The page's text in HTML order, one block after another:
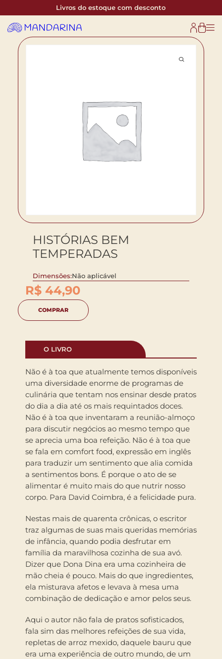
Livros do estoque com desconto
HISTÓRIAS BEM
TEMPERADAS
Dimensões:Não aplicável
R$ 44,90
COMPRAR
O LIVRO
Não é à toa que atualmente temos disponíveis
uma diversidade enorme de programas de
culinária que tentam nos ensinar desde pratos
do dia a dia até os mais requintados doces.
Não é à toa que inventaram a reunião-almoço
para discutir negóc­ios ao mesmo tempo que
se aprecia uma boa refeição. Não é à toa que
se fala em comfort food, expressão em inglês
para traduzir um sentimento que alia comida
a sentimentos bons. É porque o ato de se
alimentar é muito mais do que nutrir nosso
corpo. Para David Coimbra, é a felicidade pura.
Nestas mais de quarenta crônicas, o escritor
traz algumas de suas mais queridas memórias
de infância, quando podia desfrutar em
família da maravilhosa cozinha de sua avó.
Dizer que Dona Dina era uma cozinheira de
mão cheia é pouco. Mais do que ingredientes,
ela misturava afetos e levava à mesa uma
combinação de dedicação e amor pelos seus.
Aqui o autor não fala de pratos sofisticados,
fala sim das melhores refeições de sua vida,
repletas de arroz mexido, daquele bauru que
era uma experiência de outro mundo, de um